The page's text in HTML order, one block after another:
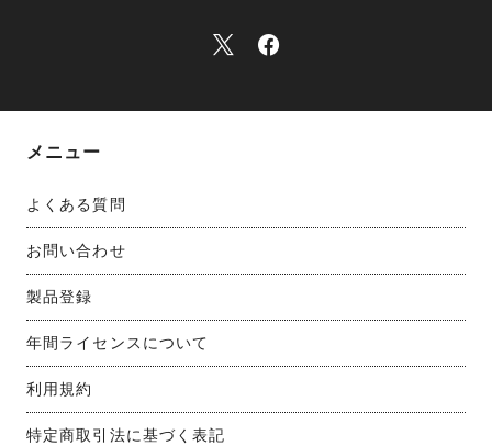
メニュー
よくある質問
お問い合わせ
製品登録
年間ライセンスについて
利用規約
特定商取引法に基づく表記